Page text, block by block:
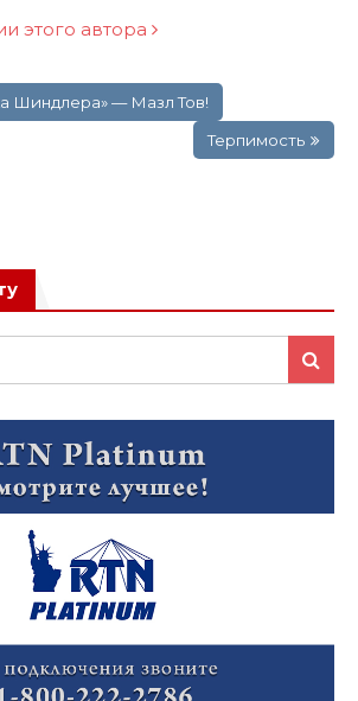
этого автора
Шиндлера» — Мазл Тов!
Терпимость
Search